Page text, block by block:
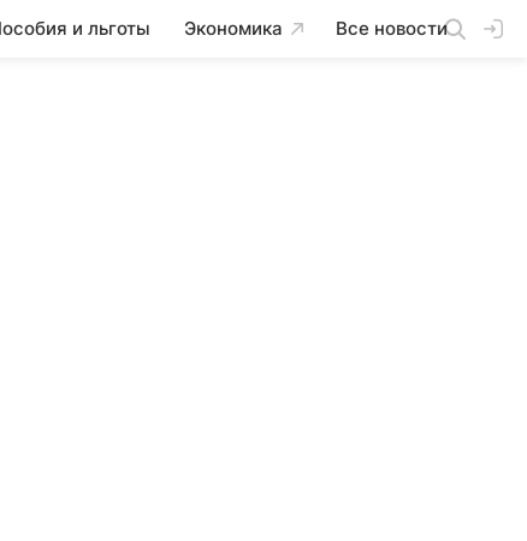
и льготы Экономика Все новости